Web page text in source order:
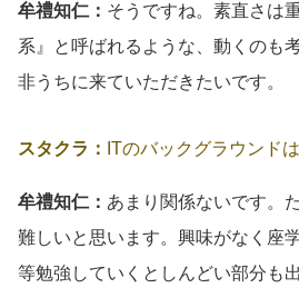
牟禮知仁： そうですね。素直さは
系』と呼ばれるような、動くのも
非うちに来ていただきたいです。
スタクラ： ITのバックグラウンド
牟禮知仁： あまり関係ないです。
難しいと思います。興味がなく座
等勉強していくとしんどい部分も